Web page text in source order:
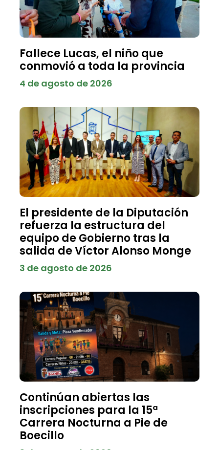
Fallece Lucas, el niño que
conmovió a toda la provincia
4 de agosto de 2026
El presidente de la Diputación
refuerza la estructura del
equipo de Gobierno tras la
salida de Víctor Alonso Monge
3 de agosto de 2026
Continúan abiertas las
inscripciones para la 15ª
Carrera Nocturna a Pie de
Boecillo